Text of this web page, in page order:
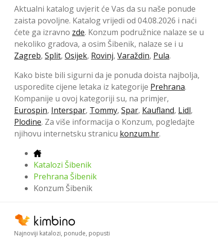
Aktualni katalog uvjerit će Vas da su naše ponude
zaista povoljne. Katalog vrijedi od 04.08.2026 i naći
ćete ga izravno zde. Konzum podružnice nalaze se u
nekoliko gradova, a osim Šibenik, nalaze se i u
Zagreb, Split, Osijek, Rovinj, Varaždin, Pula.
Kako biste bili sigurni da je ponuda doista najbolja,
usporedite cijene letaka iz kategorije Prehrana.
Kompanije u ovoj kategoriji su, na primjer,
Eurospin, Interspar, Tommy, Spar, Kaufland, Lidl,
Plodine. Za više informacija o Konzum, pogledajte
njihovu internetsku stranicu konzum.hr.
Katalozi Šibenik
Prehrana Šibenik
Konzum Šibenik
Najnoviji katalozi, ponude, popusti